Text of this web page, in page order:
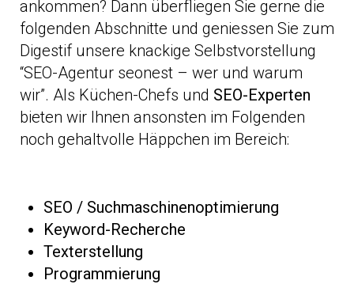
ankommen? Dann überfliegen Sie gerne die
folgenden Abschnitte und geniessen Sie zum
Digestif unsere knackige Selbstvorstellung
“SEO-Agentur seonest – wer und warum
wir”. Als Küchen-Chefs und SEO-Experten
bieten wir Ihnen ansonsten im Folgenden
noch gehaltvolle Häppchen im Bereich:
SEO / Suchmaschinenoptimierung
Keyword-Recherche
Texterstellung
Programmierung